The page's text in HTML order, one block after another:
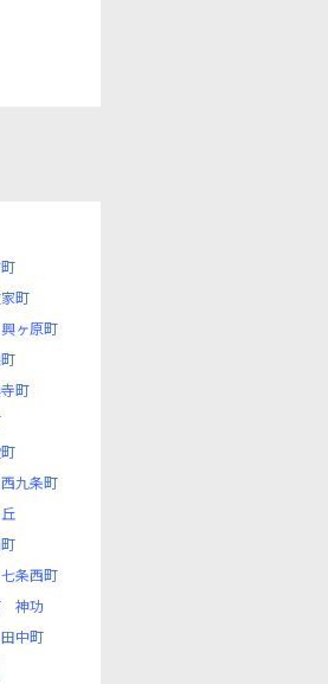
町
興ヶ原町
町
西九条町
七条西町
神功
田中町